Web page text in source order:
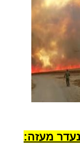
מעזה: